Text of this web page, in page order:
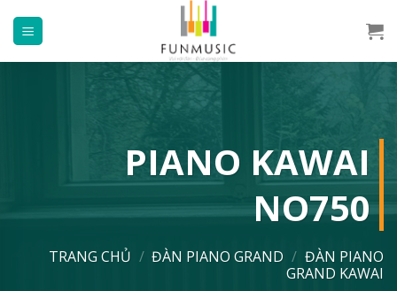
đến
PIANO KAWAI
NO750
TRANG CHỦ / ĐÀN PIANO GRAND / ĐÀN PIANO
GRAND KAWAI